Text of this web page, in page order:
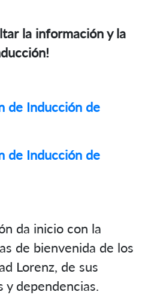
la información y la
de Inducción de
de Inducción de
da inicio con la
de bienvenida de los
Lorenz, de sus
y dependencias.